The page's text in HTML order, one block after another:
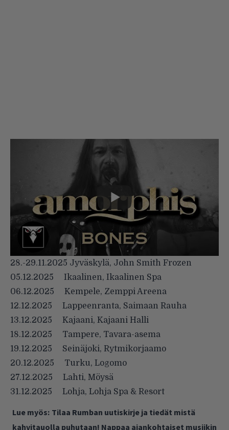
28.-29.11.2025 Jyväskylä, John Smith Frozen
05.12.2025 Ikaalinen, Ikaalinen Spa
06.12.2025 Kempele, Zemppi Areena
12.12.2025 Lappeenranta, Saimaan Rauha
13.12.2025 Kajaani, Kajaani Halli
18.12.2025 Tampere, Tavara-asema
19.12.2025 Seinäjoki, Rytmikorjaamo
20.12.2025 Turku, Logomo
27.12.2025 Lahti, Möysä
31.12.2025 Lohja, Lohja Spa & Resort
Lue myös: Tilaa Rumban uutiskirje ja tiedät mistä
kahvitauolla puhutaan! Nappaa ajankohtaiset musiikin